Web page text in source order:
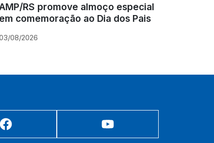
RS promove almoço especial
em comemoração ao Dia dos Pais
08/2026